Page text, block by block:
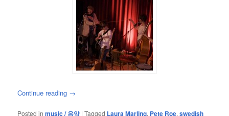
Continue reading →
Posted in music / 음악 |Tagged Laura Marling, Pete Roe,swedish